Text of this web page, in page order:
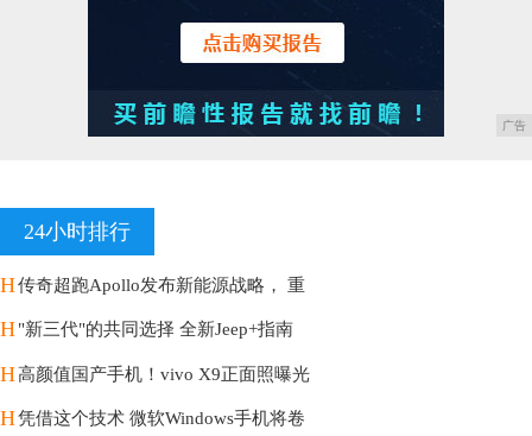
广告
24小时排行
H传奇超跑Apollo发布新能源战略， 重
H"新三代"的共同选择 全新Jeep+指南
H高颜值国产手机！vivo X9正面照曝光
H凭借这个技术 微软Windows手机将卷